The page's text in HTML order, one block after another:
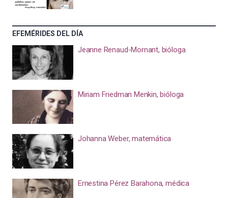
EFEMÉRIDES DEL DÍA
Jeanne Renaud-Mornant, bióloga
Miriam Friedman Menkin, bióloga
Johanna Weber, matemática
Ernestina Pérez Barahona, médica